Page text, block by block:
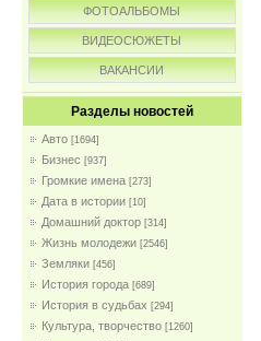
ФОТОАЛЬБОМЫ
ВИДЕОСЮЖЕТЫ
ВАКАНСИИ
Разделы новостей
Авто [1694]
Бизнес [937]
Громкие имена [273]
Дата в истории [10]
Домашний доктор [314]
Жизнь молодежи [2546]
Земляки [456]
История города [689]
История в судьбах [294]
Культура, творчество [1260]